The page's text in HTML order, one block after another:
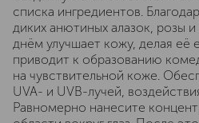
списка ингредиентов.
диких анютиных алазок, розы
днём улучшает кожу, делая её
приводит к образованию
на чувствительной коже.
UVA- и UVB-лучей,
Равномерно нанесите